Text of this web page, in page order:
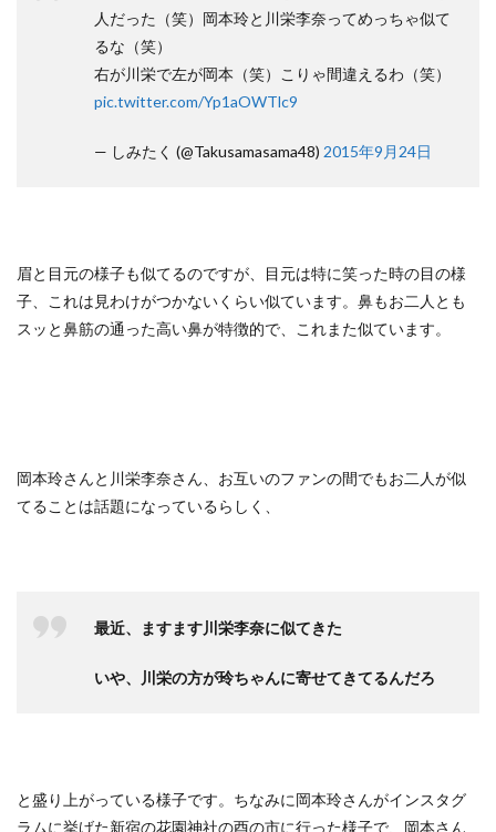
人だった（笑）岡本玲と川栄李奈ってめっちゃ似て
るな（笑）
右が川栄で左が岡本（笑）こりゃ間違えるわ（笑）
pic.twitter.com/Yp1aOWTlc9
— しみたく (@Takusamasama48) 2015年9月24日
眉と目元の様子も似てるのですが、目元は特に笑った時の目の様
子、これは見わけがつかないくらい似ています。鼻もお二人とも
スッと鼻筋の通った高い鼻が特徴的で、これまた似ています。
岡本玲さんと川栄李奈さん、お互いのファンの間でもお二人が似
てることは話題になっているらしく、
最近、ますます川栄李奈に似てきた
いや、川栄の方が玲ちゃんに寄せてきてるんだろ
と盛り上がっている様子です。ちなみに岡本玲さんがインスタグ
ラムに挙げた新宿の花園神社の酉の市に行った様子で、岡本さん